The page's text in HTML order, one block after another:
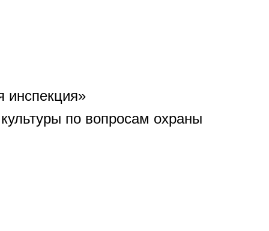
инспекция»
по вопросам охраны